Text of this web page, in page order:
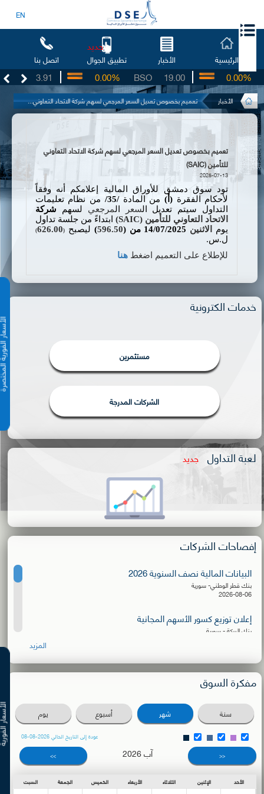
EN
الرئيسية الأخبار تطبيق الجوال
جديد
اتصل بنا
3.91
UG 19.00
BSO
0.00% 0.00%
الأخبار تعميم بخصوص تعديل السعر المرجعي لسهم شركة الاتحاد التعاوني...
الأسعار
تعميم بخصوص تعديل السعر المرجعي لسهم شركة الاتحاد التعاوني
للتأمين (SAIC)
2025-07-13
تود سوق دمشق للأوراق المالية إعلامكم أنه وفقاً
لأحكام الفقرة( أ) من المادة/35/
من نظام تعليمات
التداول سيتم تعديل السعر المرجعي لسهم شركة
الاتحاد التعاوني للتأمين (
SAIC
) ابتداءً من جلسة تداول
يوم
الاثنين 14/07/2025 من ( 596.50
) ليصبح(
626.00
)
ل.س.
للإطلاع على التعميم اضغط هنا
خدمات الكترونية
مستثمرين
الشركات المدرجة
لعبة التداول جديد
إفصاحات الشركات
البيانات المالية نصف السنوية 2026
بنك قطر الوطني- سورية
2026-08-06
إعلان توزيع كسور الأسهم المجانية
بنك البركة - سورية
البيانات المالية نصف السنوية 2026
الشركة الأهلية للنقل
2026-08-03
دعوة للترشح لعضوية مجلس الإدارة
بنك سورية والمهجر
دعوة اجتماع الهيئة العامة العادية
بنك البركة - سورية
المزيد
مفكرة السوق
سنة شهر أسبوع يوم
عودة إلى التاريخ الحالي 2026-08-08
<<
آب 2026 >>
الأحد الإثنين الثلاثاء الأربعاء الخميس الجمعة السبت